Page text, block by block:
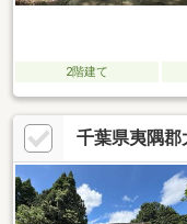
2階建て
千葉県夷隅郡